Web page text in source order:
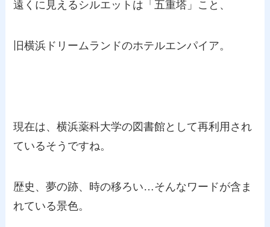
遠くに見えるシルエットは「五重塔」こと、
旧横浜ドリームランドのホテルエンパイア。
現在は、横浜薬科大学の図書館として再利用され
ているそうですね。
歴史、夢の跡、時の移ろい…そんなワードが含ま
れている景色。